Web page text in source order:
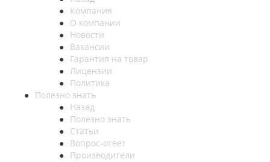
Компания
О компании
Новости
Вакансии
Гарантия на товар
Лицензии
Политика
Полезно знать
Назад
Полезно знать
Статьи
Вопрос-ответ
Производители